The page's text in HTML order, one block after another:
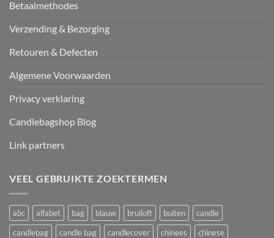
Betaalmethodes
Verzending & Bezorging
Retouren & Defecten
Algemene Voorwaarden
Privacy verklaring
Candlebagshop Blog
Link partners
VEEL GEBRUIKTE ZOEKTERMEN
abc alfabet bag blauw bruiloft buiten
candle
candlebag
candle bag candlecover chinees
chinese